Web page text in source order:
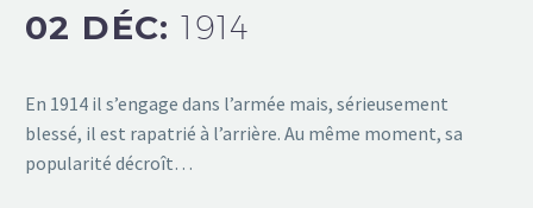
02 DÉC:1914
En 1914 il s’engage dans l’armée mais, sérieusement
blessé, il est rapatrié à l’arrière. Au même moment, sa
popularité décroît…